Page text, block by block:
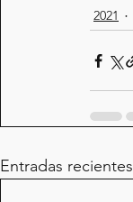
2021
Entradas recientes